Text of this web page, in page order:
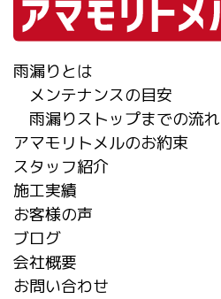
雨漏りとは
メンテナンスの目安
雨漏りストップまでの流れ
アマモリトメルのお約束
スタッフ紹介
施工実績
お客様の声
ブログ
会社概要
お問い合わせ